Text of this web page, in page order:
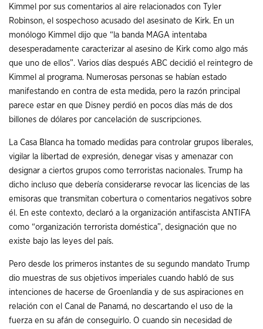
Kimmel por sus comentarios al aire relacionados con Tyler
Robinson, el sospechoso acusado del asesinato de Kirk. En un
monólogo Kimmel dijo que “la banda MAGA intentaba
desesperadamente caracterizar al asesino de Kirk como algo más
que uno de ellos”. Varios días después ABC decidió el reintegro de
Kimmel al programa. Numerosas personas se habían estado
manifestando en contra de esta medida, pero la razón principal
parece estar en que Disney perdió en pocos días más de dos
billones de dólares por cancelación de suscripciones.
La Casa Blanca ha tomado medidas para controlar grupos liberales,
vigilar la libertad de expresión, denegar visas y amenazar con
designar a ciertos grupos como terroristas nacionales. Trump ha
dicho incluso que debería considerarse revocar las licencias de las
emisoras que transmitan cobertura o comentarios negativos sobre
él. En este contexto, declaró a la organización antifascista ANTIFA
como “organización terrorista doméstica”, designación que no
existe bajo las leyes del país.
Pero desde los primeros instantes de su segundo mandato Trump
dio muestras de sus objetivos imperiales cuando habló de sus
intenciones de hacerse de Groenlandia y de sus aspiraciones en
relación con el Canal de Panamá, no descartando el uso de la
fuerza en su afán de conseguirlo. O cuando sin necesidad de